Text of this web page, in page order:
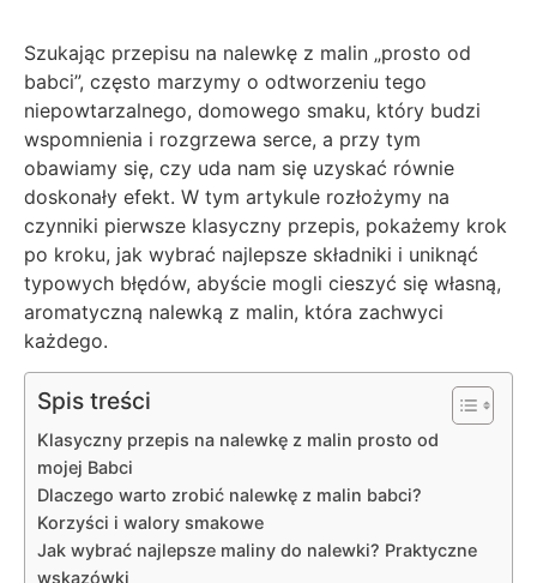
Szukając przepisu na nalewkę z malin „prosto od
babci”, często marzymy o odtworzeniu tego
niepowtarzalnego, domowego smaku, który budzi
wspomnienia i rozgrzewa serce, a przy tym
obawiamy się, czy uda nam się uzyskać równie
doskonały efekt. W tym artykule rozłożymy na
czynniki pierwsze klasyczny przepis, pokażemy krok
po kroku, jak wybrać najlepsze składniki i uniknąć
typowych błędów, abyście mogli cieszyć się własną,
aromatyczną nalewką z malin, która zachwyci
każdego.
Spis treści
Klasyczny przepis na nalewkę z malin prosto od
mojej Babci
Dlaczego warto zrobić nalewkę z malin babci?
Korzyści i walory smakowe
Jak wybrać najlepsze maliny do nalewki? Praktyczne
wskazówki